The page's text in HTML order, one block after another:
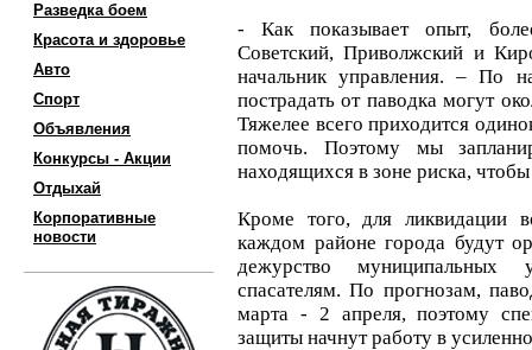
Разведка боем
Красота и здоровье
Авто
Спорт
Объявления
Конкурсы - Акции
Отдыхай
Корпоративные
новости
- Как показывает опыт,
Советский, Приволжский и
начальник управления. – По
пострадать от паводка могут
Тяжелее всего приходится
помочь. Поэтому мы
находящихся в зоне риска,
Кроме того, для ликвидации
каждом районе города будут
дежурство муниципальных
спасателям. По прогнозам,
марта - 2 апреля, поэтому
защиты начнут работу в